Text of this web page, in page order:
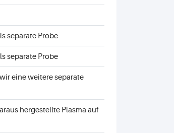
separate Probe
separate Probe
eine weitere separate
hergestellte Plasma auf